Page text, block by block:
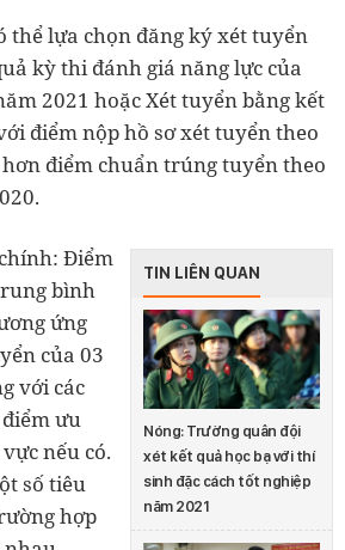
thể lựa chọn đăng ký xét tuyển
kỳ thi đánh giá năng lực của
2021 hoặc Xét tuyển bằng kết
điểm nộp hồ sơ xét tuyển theo
điểm chuẩn trúng tuyển theo
TIN LIÊN QUAN
Nóng: Trường quân đội
xét kết quả học bạ với thí
sinh đặc cách tốt nghiệp
năm 2021
Điểm
bình
ứng
của 03
với các
ưu
nếu có.
số tiêu
hợp